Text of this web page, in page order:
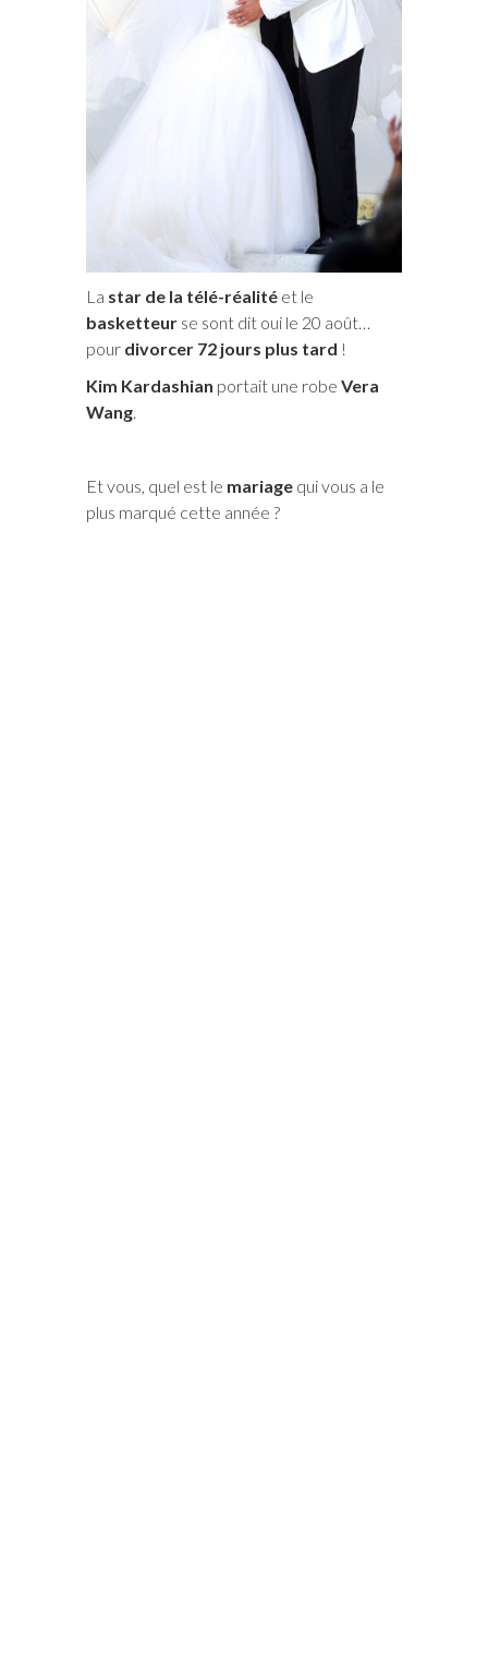
La star de la télé-réalité et le
basketteur se sont dit oui le 20 août…
pour divorcer 72 jours plus tard !
Kim Kardashian portait une robe Vera
Wang.
Et vous, quel est le mariage qui vous a le
plus marqué cette année ?